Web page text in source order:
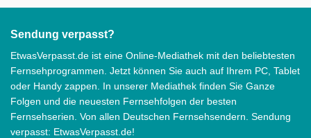
Sendung verpasst?
EtwasVerpasst.de ist eine Online-Mediathek mit den beliebtesten
Fernsehprogrammen. Jetzt können Sie auch auf Ihrem PC, Tablet
oder Handy zappen. In unserer Mediathek finden Sie Ganze
Folgen und die neuesten Fernsehfolgen der besten
Fernsehserien. Von allen Deutschen Fernsehsendern. Sendung
verpasst: EtwasVerpasst.de!